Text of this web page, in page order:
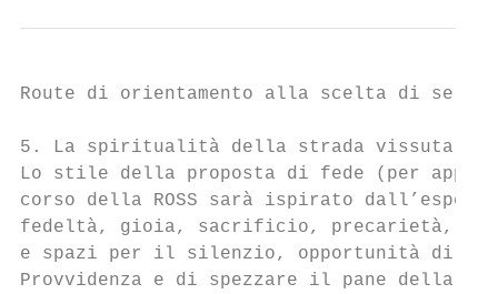
Route di orientamento alla scelta di
5. La spiritualità della strada vissuta in
Lo stile della proposta di fede (per
corso della ROSS sarà ispirato
fedeltà, gioia, sacrificio, precarietà,
e spazi per il silenzio, opportunità di
Provvidenza e di spezzare il pane della